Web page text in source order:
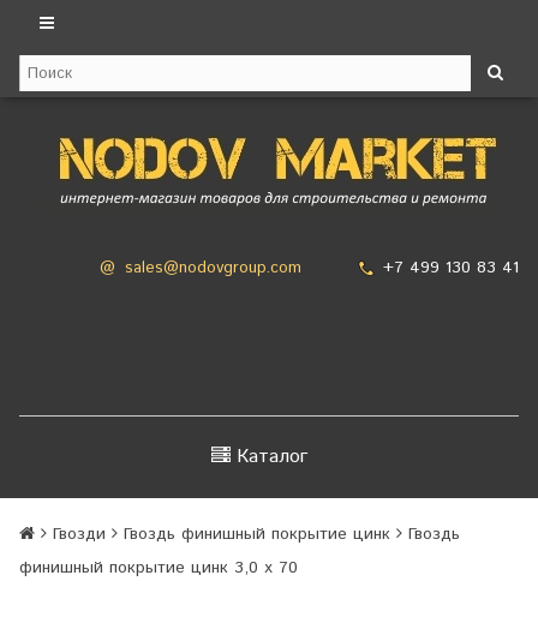
@ sales@nodovgroup.com +7 499 130 83 41
Каталог
Гвозди Гвоздь финишный покрытие цинк
Гвоздь
финишный покрытие цинк 3,0 х 70